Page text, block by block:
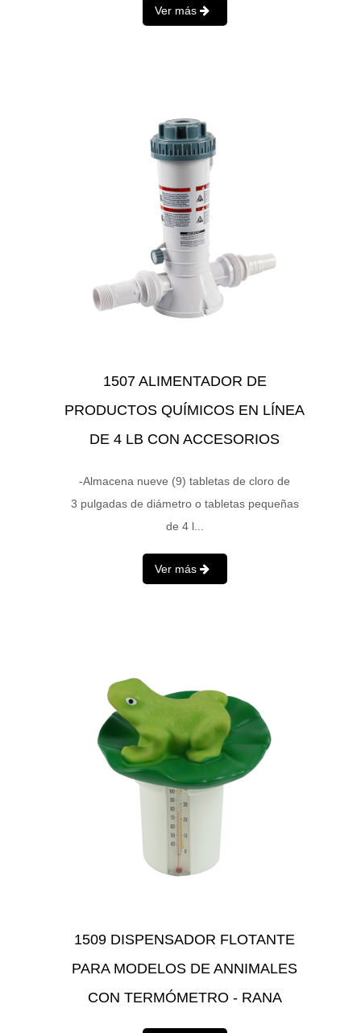
Ver más
1507 ALIMENTADOR DE
PRODUCTOS QUÍMICOS EN LÍNEA
DE 4 LB CON ACCESORIOS
-Almacena nueve (9) tabletas de cloro de
3 pulgadas de diámetro o tabletas pequeñas
de 4 l...
Ver más
1509 DISPENSADOR FLOTANTE
PARA MODELOS DE ANNIMALES
CON TERMÓMETRO - RANA